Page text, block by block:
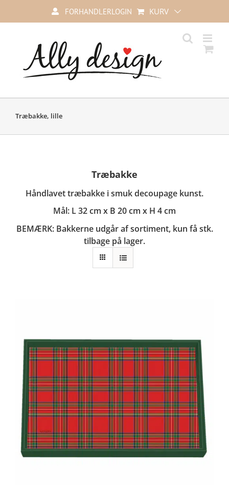
content
FORHANDLERLOGIN KURV
Træbakke, lille
Træbakke
Håndlavet træbakke i smuk decoupage kunst.
Mål: L 32 cm x B 20 cm x H 4 cm
BEMÆRK: Bakkerne udgår af sortiment, kun få stk.
tilbage på lager.